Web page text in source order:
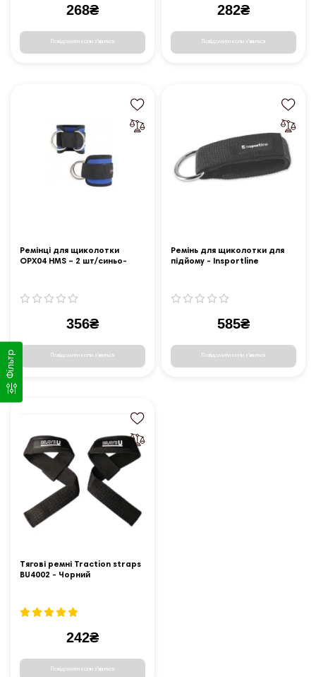
Фільтр
268₴
Повідомити коли з'явиться
282₴
Повідомити коли з'явиться
Ремінці для щиколотки
OPX04 HMS – 2 шт/синьо-
356₴
Повідомити коли з'явиться
Ремінь для щиколотки для
підйому - Insportline
585₴
Повідомити коли з'явиться
Тягові ремні Traction straps
BU4002 - Чорний
242₴
Повідомити коли з'явиться